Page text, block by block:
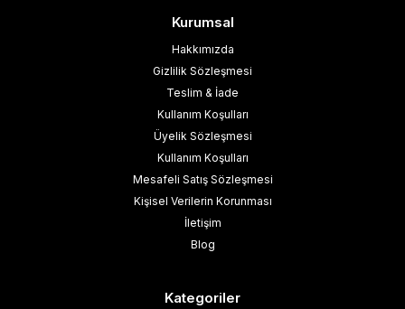
Kurumsal
Hakkımızda
Gizlilik Sözleşmesi
Teslim & İade
Kullanım Koşulları
Üyelik Sözleşmesi
Kullanım Koşulları
Mesafeli Satış Sözleşmesi
Kişisel Verilerin Korunması
İletişim
Blog
Kategoriler